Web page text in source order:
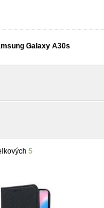
Galaxy A30s
5